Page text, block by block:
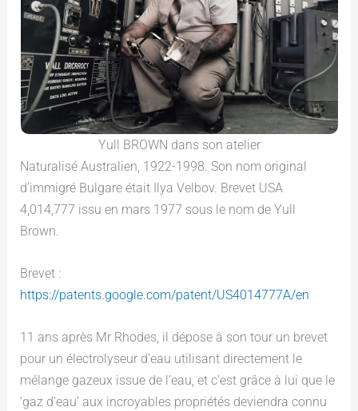
Yull BROWN dans son atelier
Naturalisé Australien, 1922-1998. Son nom original
d’immigré Bulgare était Ilya Velbov. Brevet USA
4,014,777 issu en mars 1977 sous le nom de Yull
Brown.
Brevet :
https://patents.google.com/patent/US4014777A/en
11 ans après Mr Rhodes, il dépose à son tour un brevet
pour un électrolyseur d’eau utilisant directement le
mélange gazeux issue de l’eau, et c’est grâce à lui que le
‘gaz d’eau’ aux incroyables propriétés deviendra connu